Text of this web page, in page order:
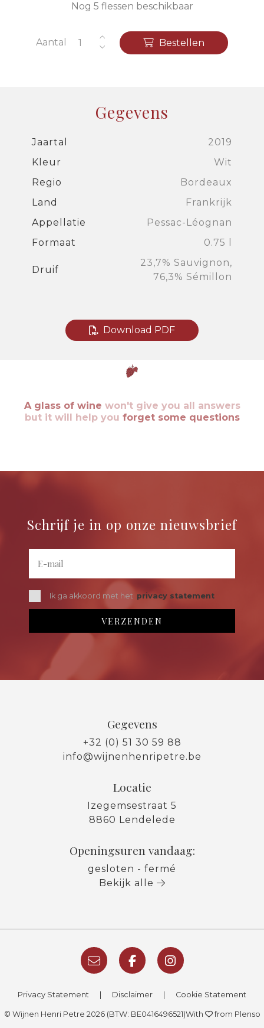
Nog 5 flessen beschikbaar
Aantal Bestellen
Gegevens
Jaartal
2019
Kleur
Wit
Regio
Bordeaux
Land
Frankrijk
Appellatie
Pessac-Léognan
Formaat
0.75 l
Druif
23,7% Sauvignon,
76,3% Sémillon
Download PDF
A glass of wine won't give you all answers
but it will help you forget some questions
Schrijf je in op onze nieuwsbrief
Ik ga akkoord met het privacy statement
Gegevens
+32 (0) 51 30 59 88
info@wijnenhenripetre.be
Locatie
Izegemsestraat 5
8860 Lendelede
Openingsuren vandaag:
gesloten - fermé
Bekijk alle
Privacy Statement Disclaimer Cookie Statement
© Wijnen Henri Petre 2026 (BTW: BE0416496521)With from Plenso